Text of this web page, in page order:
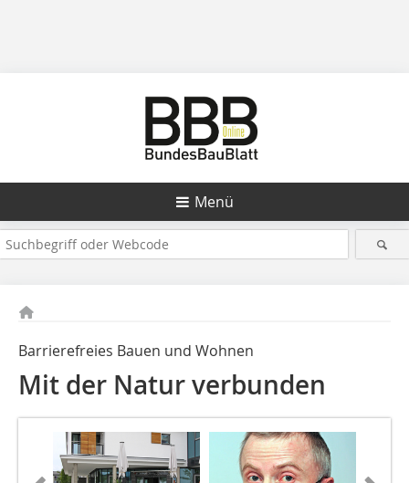
Menü
Barrierefreies Bauen und Wohnen
Mit der Natur verbunden